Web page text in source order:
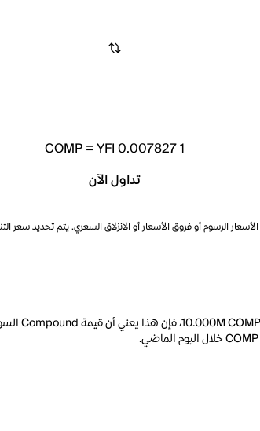
1
COMP=YFI 0.007827
تداول الآن
الرسوم أو فروق الأسعار أو الانزلاق السعري. يتم تحديد سعر